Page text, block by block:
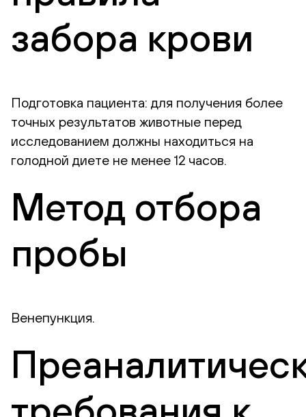
забора крови
Подготовка пациента: для получения более
точных результатов животные перед
исследованием должны находиться на
голодной диете не менее 12 часов.
Метод отбора
пробы
Венепункция.